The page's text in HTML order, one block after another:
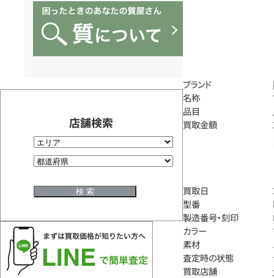
店舗検索
ブランド
名称
品目
買取金額
買取日
型番
製造番号・刻印
カラー
素材
査定時の状態
買取店舗